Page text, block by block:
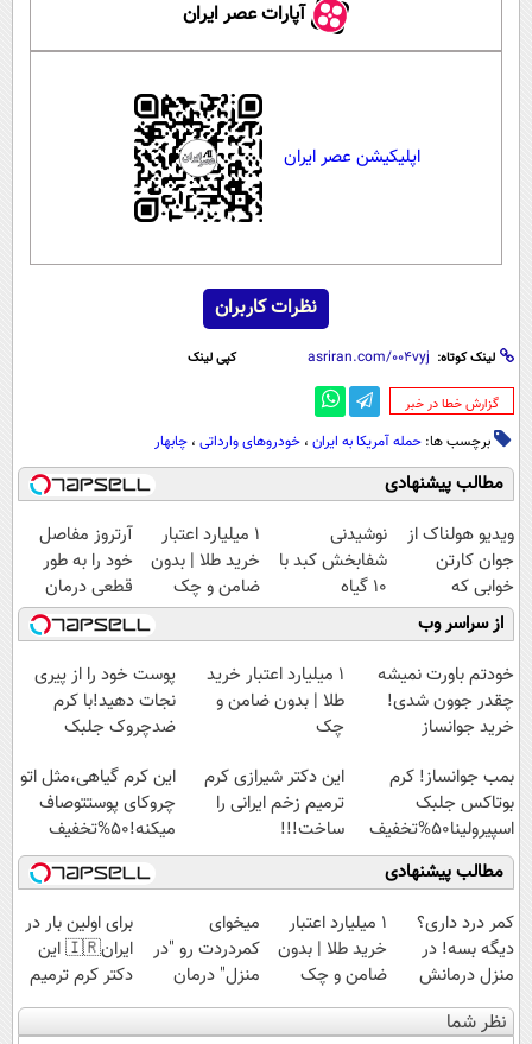
آپارات عصر ایران
اپلیکیشن عصر ایران
نظرات کاربران
لینک کوتاه: کپی لینک
‌گزارش خطا در خبر
برچسب ها: حمله آمریکا به ایران ، خودروهای وارداتی ، چابهار
مطالب پیشنهادی
ویدیو هولناک از
جوان کارتن
خوابی که
میلیاردر شد.
آموزش رایگان
نوشیدنی
شفابخش کبد با
10 گیاه
موثر(تخفیف تا
امشب)
۱ میلیارد اعتبار
خرید طلا | بدون
ضامن و چک
آرتروز مفاصل
خود را به طور
قطعی درمان
کنید!
◗پرسش‌نامه◖
از سراسر وب
خودتم باورت نمیشه
چقدر جوون شدی!
خرید جوانساز
ویژه
۱ میلیارد اعتبار خرید
طلا | بدون ضامن و
چک
پوست خود را از پیری
نجات دهید!با کرم
ضدچروک جلبک
بمب جوانساز! کرم
بوتاکس جلبک
اسپیرولینا50%تخفیف
این دکتر شیرازی کرم
ترمیم زخم ایرانی را
ساخت!!!
این کرم گیاهی،مثل اتو
چروکای پوستتوصاف
میکنه!50%تخفیف
مطالب پیشنهادی
کمر درد داری؟
دیگه بسه! در
منزل درمانش
کن
(◀پرسش‌نامه)
۱ میلیارد اعتبار
خرید طلا | بدون
ضامن و چک
میخوای
کمردردت رو "در
منزل" درمان
کنی؟ (◂فیلم +
◂پرسش‌نامه)
برای اولین بار در
ایران🇮🇷 این
دکتر کرم ترمیم
کننده 23 روزه
ساخت!
نظر شما